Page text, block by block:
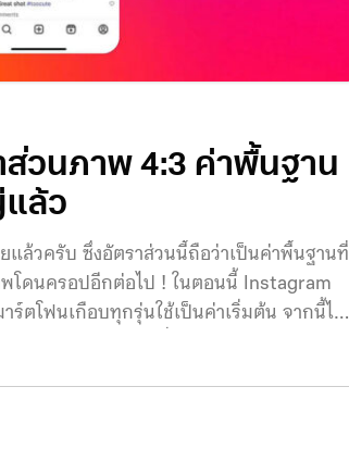
ส่วนภาพ 4:3 ค่าพื้นฐาน
ล้ว
แล้วครับ ซึ่งอัตราส่วนนี้ถือว่าเป็นค่าพื้นฐานที่
โดนครอปอีกต่อไป ! ในตอนนี้ Instagram
ตโฟนเกือบทุกรุ่นใช้เป็นค่าเริ่มต้น จากนี้ไป